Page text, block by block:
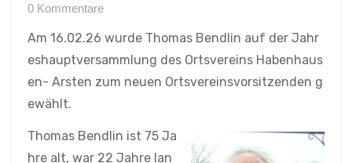
0 Kommentare
Am 16.02.26 wurde Thomas Bendlin auf der Jahr
eshauptversammlung des Ortsvereins Habenhaus
en- Arsten zum neuen Ortsvereinsvorsitzenden g
ewählt.
Thomas Bendlin ist 75 Ja
hre alt, war 22 Jahre lan